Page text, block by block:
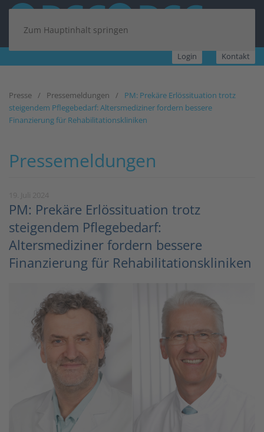
Zum Hauptinhalt springen
Login Kontakt
Presse Pressemeldungen
PM: Prekäre Erlössituation trotz
steigendem Pflegebedarf: Altersmediziner fordern bessere
Finanzierung für Rehabilitationskliniken
Pressemeldungen
PM: Prekäre Erlössituation trotz
steigendem Pflegebedarf:
Altersmediziner fordern bessere
Finanzierung für Rehabilitationskliniken